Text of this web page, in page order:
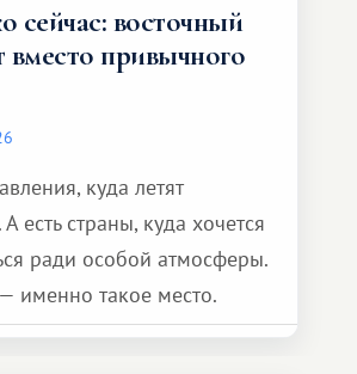
сейчас: восточный
вместо привычного
куда летят
есть страны, куда хочется
ради особой атмосферы.
именно такое место.